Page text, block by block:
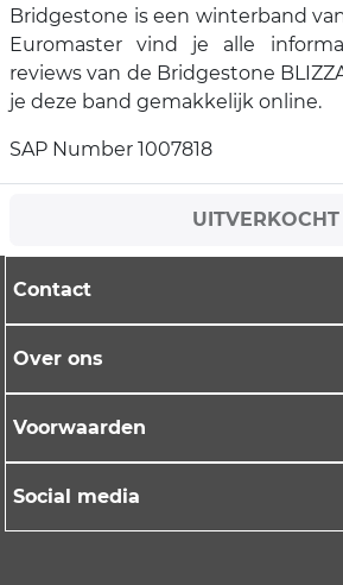
Bridgestone is een winterband
Euromaster vind je alle
reviews van de Bridgestone
je deze band gemakkelijk online.
SAP Number 1007818
UITVERKOCHT
Contact
Over ons
Voorwaarden
Social media